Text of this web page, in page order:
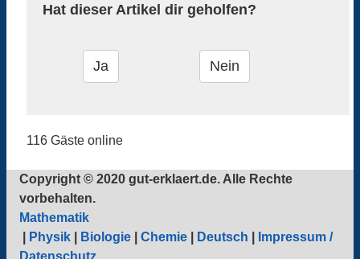
Hat dieser Artikel dir geholfen?
116 Gäste online
Copyright © 2020 gut-erklaert.de. Alle Rechte
vorbehalten.
Mathematik
Physik Biologie Chemie Deutsch
Impressum /